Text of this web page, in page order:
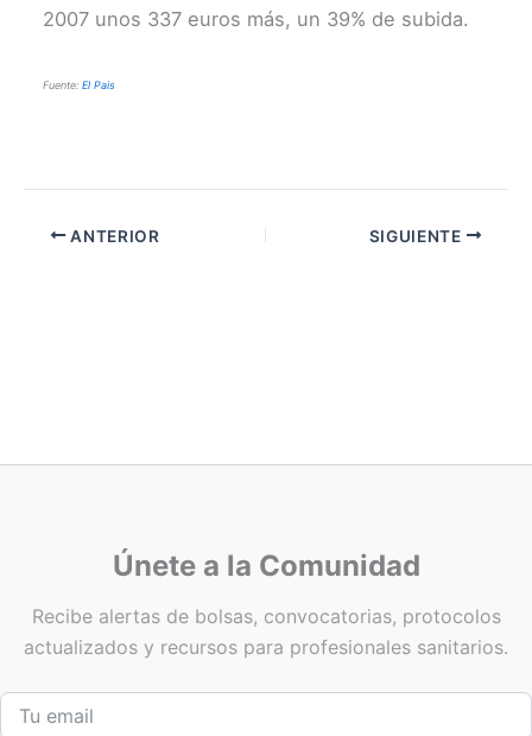
2007 unos 337 euros más, un 39% de subida.
Fuente:El Pais
ANTERIOR SIGUIENTE
Únete a la Comunidad
Recibe alertas de bolsas, convocatorias, protocolos
actualizados y recursos para profesionales sanitarios.